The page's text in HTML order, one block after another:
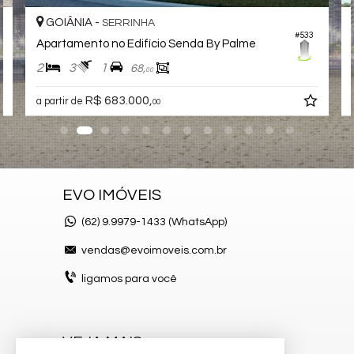
#533 #319
GOIÂNIA -JARDIM GOIÁS
Apartamento no Edifício Naturia Viver Parque Flamboyant
2 1 65,
R$ 673.550,00
EVO IMÓVEIS
(62) 9.9979-1433 (WhatsApp)
vendas@evoimoveis.com.br
ligamos para você
VEJA MAIS